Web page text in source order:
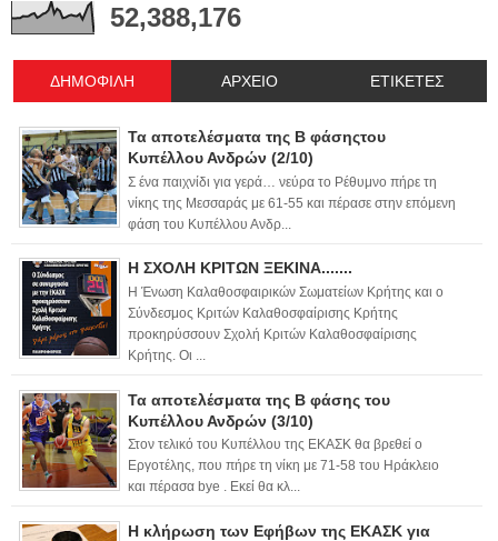
52,388,176
ΔΗΜΟΦΙΛΗ ΑΡΧΕΙΟ ΕΤΙΚΕΤΕΣ
Τα αποτελέσματα της Β φάσηςτου
Κυπέλλου Ανδρών (2/10)
Σ ένα παιχνίδι για γερά… νεύρα το Ρέθυμνο πήρε τη
νίκης της Μεσσαράς με 61-55 και πέρασε στην επόμενη
φάση του Κυπέλλου Ανδρ...
Η ΣΧΟΛΗ ΚΡΙΤΩΝ ΞΕΚΙΝΑ.......
Η Ένωση Καλαθοσφαιρικών Σωματείων Κρήτης και ο
Σύνδεσμος Κριτών Καλαθοσφαίρισης Κρήτης
προκηρύσσουν Σχολή Κριτών Καλαθοσφαίρισης
Κρήτης. Οι ...
Τα αποτελέσματα της Β φάσης του
Κυπέλλου Ανδρών (3/10)
Στον τελικό του Κυπέλλου της ΕΚΑΣΚ θα βρεθεί ο
Εργοτέλης, που πήρε τη νίκη με 71-58 του Ηράκλειο
και πέρασα bye . Εκεί θα κλ...
Η κλήρωση των Εφήβων της ΕΚΑΣΚ για